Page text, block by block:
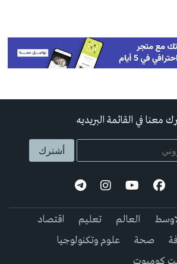
معنا في القائمة البريديه
العالم تعليم
اقتصاد
صحة
علوم وتكنولوجيا
كوميوت